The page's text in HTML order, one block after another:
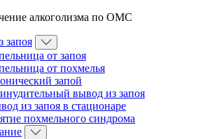
алкоголизма по ОМС
запоя
от запоя
от похмелья
запой
вывод из запоя
из запоя в стационаре
похмельного синдрома